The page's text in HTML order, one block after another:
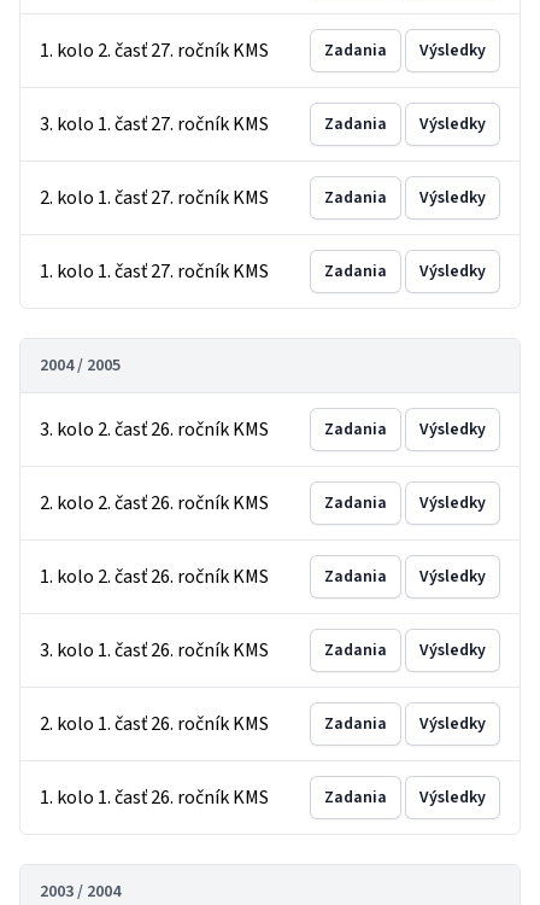
1. kolo 2. časť 27. ročník KMS Zadania Výsledky
3. kolo 1. časť 27. ročník KMS Zadania Výsledky
2. kolo 1. časť 27. ročník KMS Zadania Výsledky
1. kolo 1. časť 27. ročník KMS Zadania Výsledky
2004 / 2005
3. kolo 2. časť 26. ročník KMS Zadania Výsledky
2. kolo 2. časť 26. ročník KMS Zadania Výsledky
1. kolo 2. časť 26. ročník KMS Zadania Výsledky
3. kolo 1. časť 26. ročník KMS Zadania Výsledky
2. kolo 1. časť 26. ročník KMS Zadania Výsledky
1. kolo 1. časť 26. ročník KMS Zadania Výsledky
2003 / 2004